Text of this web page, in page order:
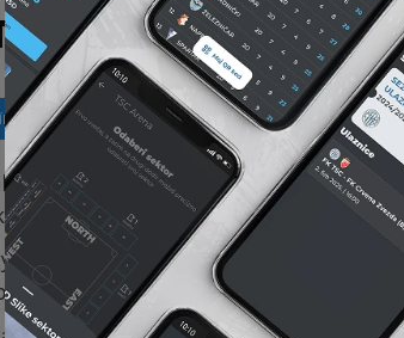
HEGYSÉGBEN
2021-08-17
augusztus 6-aés 13-aközött a dél-
Ekonomist csapatát.A TSC góljait
nappal később ismét
(4), Knežević (3),Božić (2),